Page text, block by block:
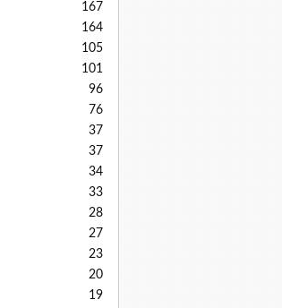
167
164
105
101
96
76
37
37
34
33
28
27
23
20
19